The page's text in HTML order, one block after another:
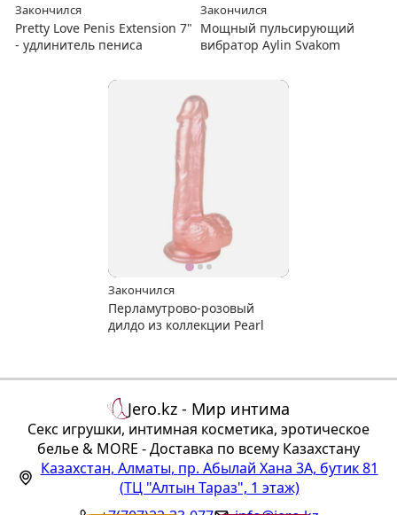
Закончился
Pretty Love Penis Extension 7"
- удлинитель пениса
Закончился
Мощный пульсирующий
вибратор Aylin Svakom
Закончился
Перламутрово-розовый
дилдо из коллекции Pearl
Jero.kz - Мир интима
Секс игрушки, интимная косметика, эротическое
белье & MORE - Доставка по всему Казахстану
Казахстан, Алматы, пр. Абылай Хана 3А, бутик 81
(ТЦ "Алтын Тараз", 1 этаж)